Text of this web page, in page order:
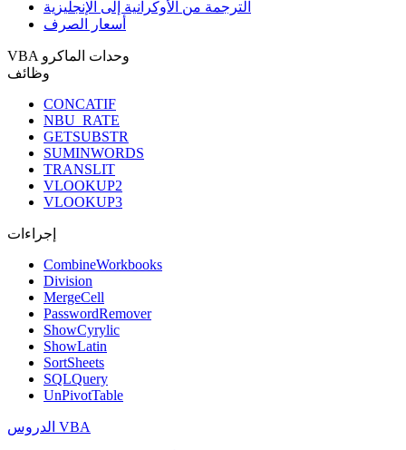
الترجمة من الأوكرانية إلى الإنجليزية
أسعار الصرف
VBA وحدات الماكرو
وظائف
CONCATIF
NBU_RATE
GETSUBSTR
SUMINWORDS
TRANSLIT
VLOOKUP2
VLOOKUP3
إجراءات
CombineWorkbooks
Division
MergeCell
PasswordRemover
ShowCyrylic
ShowLatin
SortSheets
SQLQuery
UnPivotTable
الدروس VBA